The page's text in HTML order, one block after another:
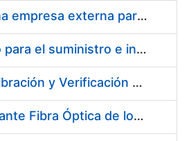
Servicios de una empresa externa para el asesoramiento y resolución de los recursos de alzada que se presentan relacionados con procesos de selección para la FNMT-RCM
Acuerdo marco para el suministro e instalación de persianas, estores y otros complementos
Servicio de Calibración y Verificación Externa de los Equipos de Medición del Servicio de Prevención de la FNMT-RCM
Conexión mediante Fibra Óptica de los Centros de Proceso de Datos (CPDs) de las sedes de la FNMT-RCM de Burgos y Madrid